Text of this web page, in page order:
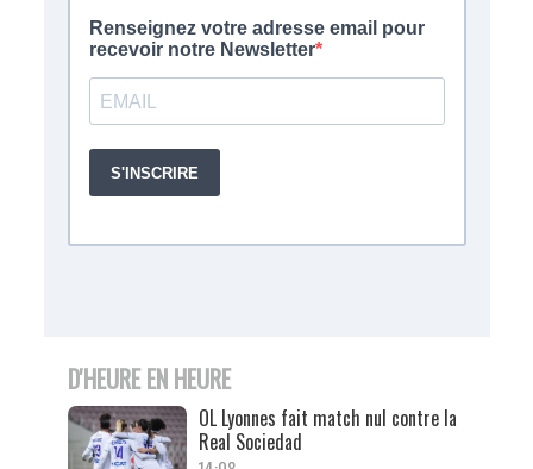
D'HEURE EN HEURE
OL Lyonnes fait match nul contre la
Real Sociedad